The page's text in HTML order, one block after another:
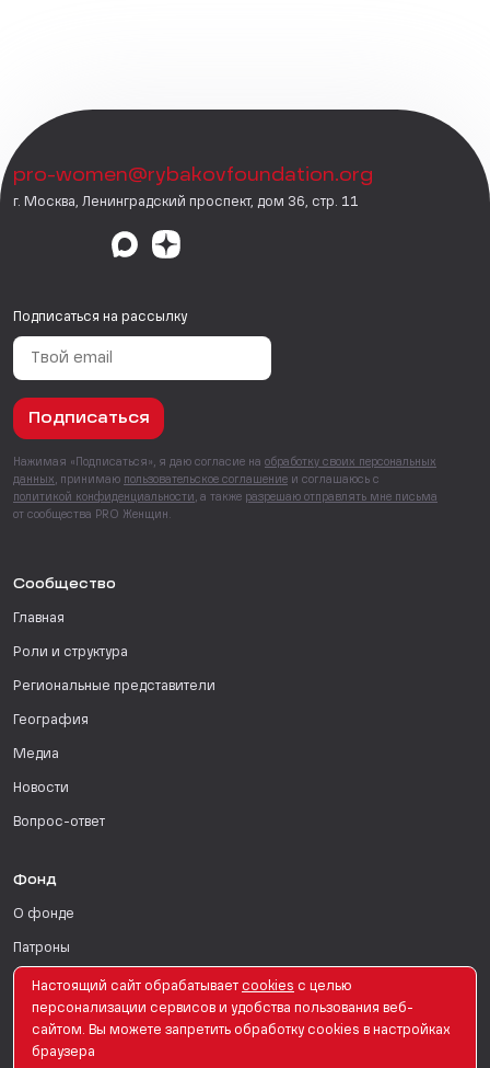
pro-women@rybakovfoundation.org
г. Москва, Ленинградский проспект, дом 36, стр. 11
Подписаться на рассылку
Подписаться
Нажимая «Подписаться», я даю согласие на обработку своих персональных
данных , принимаю пользовательское соглашение и соглашаюсь с
политикой конфиденциальности , а также разрешаю отправлять мне письма
от сообщества PRO Женщин.
Сообщество
Главная
Роли и структура
Региональные представители
География
Медиа
Новости
Вопрос-ответ
Фонд
О фонде
Патроны
Поддержать
Для СМИ
Настоящий сайт обрабатывает сookies с целью
персонализации сервисов и удобства пользования веб-
сайтом. Вы можете запретить обработку сookies в настройках
браузера